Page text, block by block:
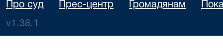
Про суд Прес-центр Громадянам
v1.38.1